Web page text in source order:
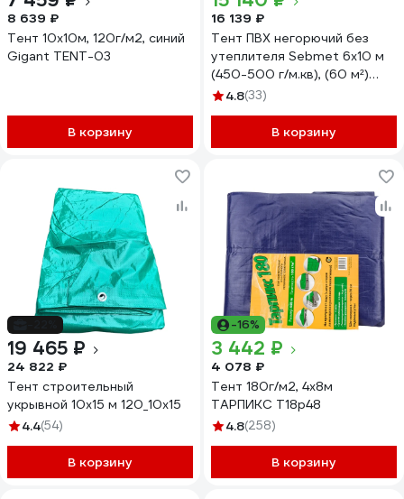
8 639 ₽
Тент 10х10м, 120г/м2, синий
Gigant TENT-03
В корзину
16 139 ₽
Тент ПВХ негорючий без
утеплителя Sebmet 6x10 м
(450-500 г/м.кв), (60 м²)
TD0790450610П
4.8(33)
В корзину
19 465 ₽
24 822 ₽
Тент строительный
укрывной 10х15 м 120_10х15
4.4(54)
В корзину
-16%
3 442 ₽
4 078 ₽
Тент 180г/м2, 4х8м
ТАРПИКС Т18р48
4.8(258)
В корзину